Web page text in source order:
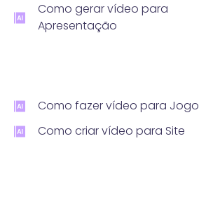
Como gerar vídeo para
Apresentação
Como fazer vídeo para Jogo
Como criar vídeo para Site